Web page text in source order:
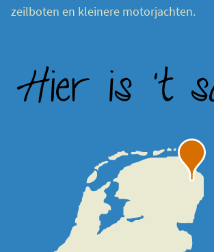
zeilboten en kleinere motorjachten.